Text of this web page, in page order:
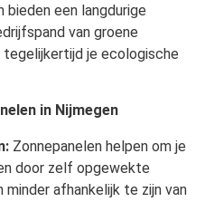
bieden een langdurige
van groene
je ecologische
in Nijmegen
Zonnepanelen helpen om je
door zelf opgewekte
minder afhankelijk te zijn van